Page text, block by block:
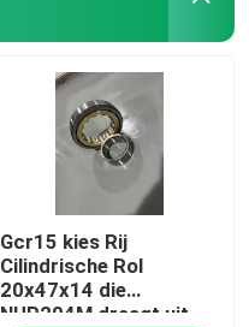
Gcr15 kies Rij
Cilindrische Rol
20x47x14 die
NUP204M draagt uit